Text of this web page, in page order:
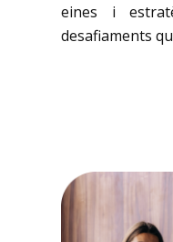
eines i
desafiaments